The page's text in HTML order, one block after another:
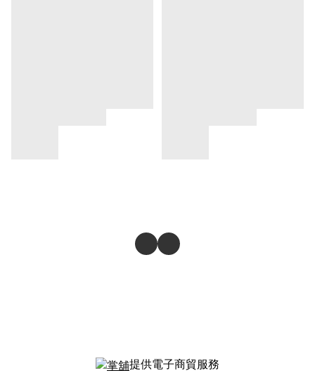
提供電子商貿服務